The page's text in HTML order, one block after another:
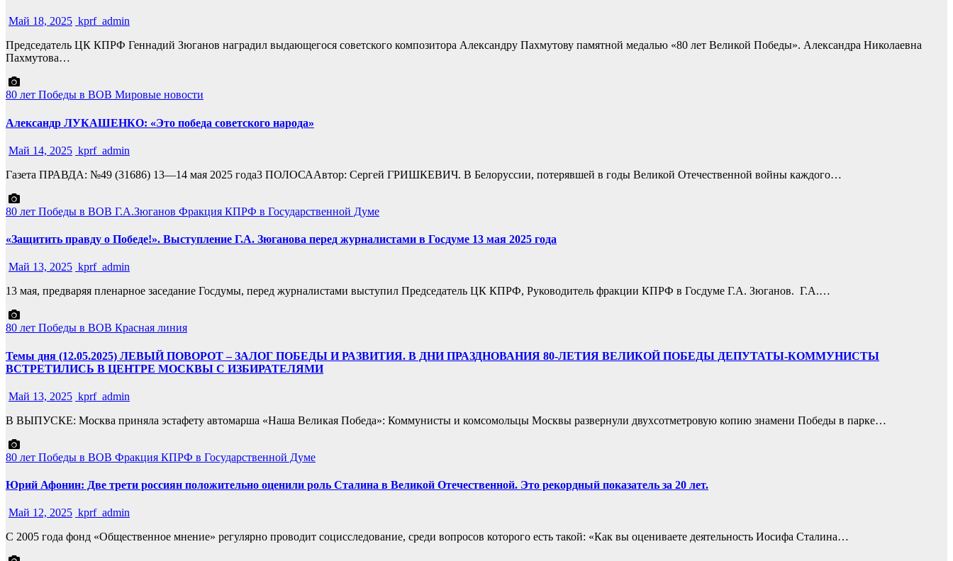
Май 18, 2025 kprf_admin
Председатель ЦК КПРФ Геннадий Зюганов наградил выдающегося советского композитора Александру Пахмутову памятной медалью «80 лет Великой Победы». Александра Николаевна
Пахмутова…
80 лет Победы в ВОВ Мировые новости
Александр ЛУКАШЕНКО: «Это победа советского народа»
Май 14, 2025 kprf_admin
Газета ПРАВДА: №49 (31686) 13—14 мая 2025 года3 ПОЛОСААвтор: Сергей ГРИШКЕВИЧ. В Белоруссии, потерявшей в годы Великой Отечественной войны каждого…
80 лет Победы в ВОВ Г.А.Зюганов Фракция КПРФ в Государственной Думе
«Защитить правду о Победе!». Выступление Г.А. Зюганова перед журналистами в Госдуме 13 мая 2025 года
Май 13, 2025 kprf_admin
13 мая, предваряя пленарное заседание Госдумы, перед журналистами выступил Председатель ЦК КПРФ, Руководитель фракции КПРФ в Госдуме Г.А. Зюганов. Г.А.…
80 лет Победы в ВОВ Красная линия
Темы дня (12.05.2025) ЛЕВЫЙ ПОВОРОТ – ЗАЛОГ ПОБЕДЫ И РАЗВИТИЯ. В ДНИ ПРАЗДНОВАНИЯ 80-ЛЕТИЯ ВЕЛИКОЙ ПОБЕДЫ ДЕПУТАТЫ-КОММУНИСТЫ
ВСТРЕТИЛИСЬ В ЦЕНТРЕ МОСКВЫ С ИЗБИРАТЕЛЯМИ
Май 13, 2025 kprf_admin
В ВЫПУСКЕ: Москва приняла эстафету автомарша «Наша Великая Победа»: Коммунисты и комсомольцы Москвы развернули двухсотметровую копию знамени Победы в парке…
80 лет Победы в ВОВ Фракция КПРФ в Государственной Думе
Юрий Афонин: Две трети россиян положительно оценили роль Сталина в Великой Отечественной. Это рекордный показатель за 20 лет.
Май 12, 2025 kprf_admin
С 2005 года фонд «Общественное мнение» регулярно проводит социсследование, среди вопросов которого есть такой: «Как вы оцениваете деятельность Иосифа Сталина…